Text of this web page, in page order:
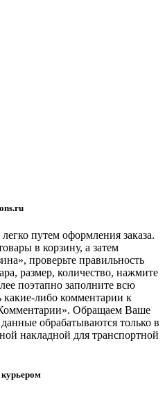
путем оформления заказа.
в корзину, а затем
проверьте правильность
размер, количество, нажмите
поэтапно заполните всю
какие-либо комментарии к
Обращаем Ваше
обрабатываются только в
накладной для транспортной
курьером